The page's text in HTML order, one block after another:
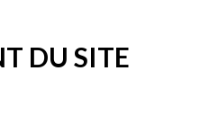
DU SITE